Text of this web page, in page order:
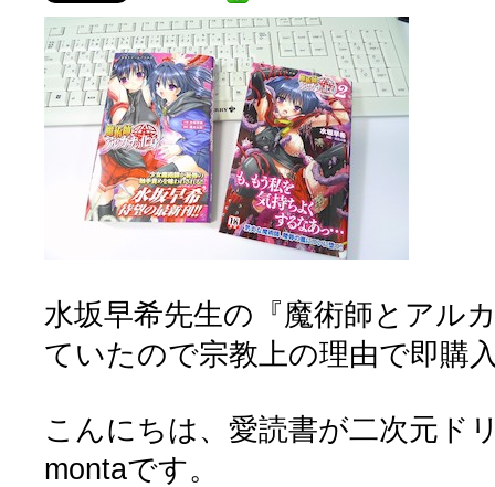
水坂早希先生の『魔術師とアル
ていたので宗教上の理由で即購
こんにちは、愛読書が二次元ド
montaです。